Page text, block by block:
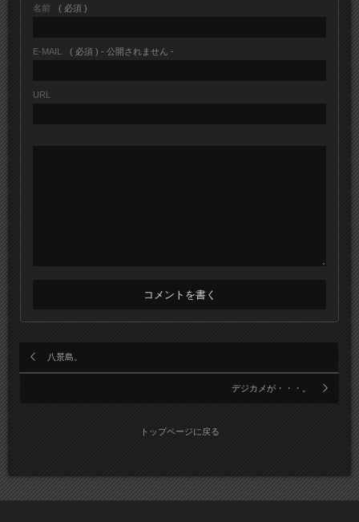
名前 ( 必須 )
E-MAIL ( 必須 ) - 公開されません -
URL
八景島。
デジカメが・・・。
トップページに戻る